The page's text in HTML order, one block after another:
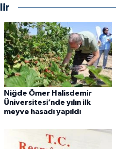
Niğde Ömer Halisdemir
Üniversitesi’nde yılın ilk
meyve hasadı yapıldı